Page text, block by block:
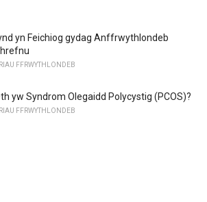
yn Feichiog gydag Anffrwythlondeb
FFRWYTHLONDEB
yw Syndrom Olegaidd Polycystig (PCOS)?
FFRWYTHLONDEB